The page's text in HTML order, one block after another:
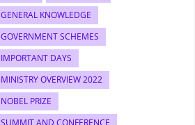
GENERAL KNOWLEDGE
GOVERNMENT SCHEMES
IMPORTANT DAYS
MINISTRY OVERVIEW 2022
NOBEL PRIZE
SUMMIT AND CONFERENCE